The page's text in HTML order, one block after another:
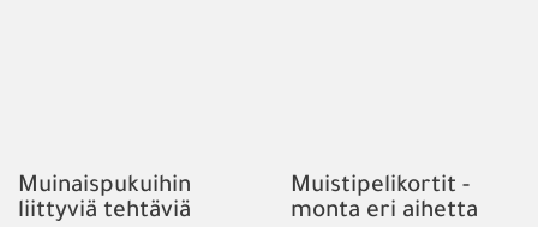
Muinaispukuihin
liittyviä tehtäviä
Muistipelikortit -
monta eri aihetta